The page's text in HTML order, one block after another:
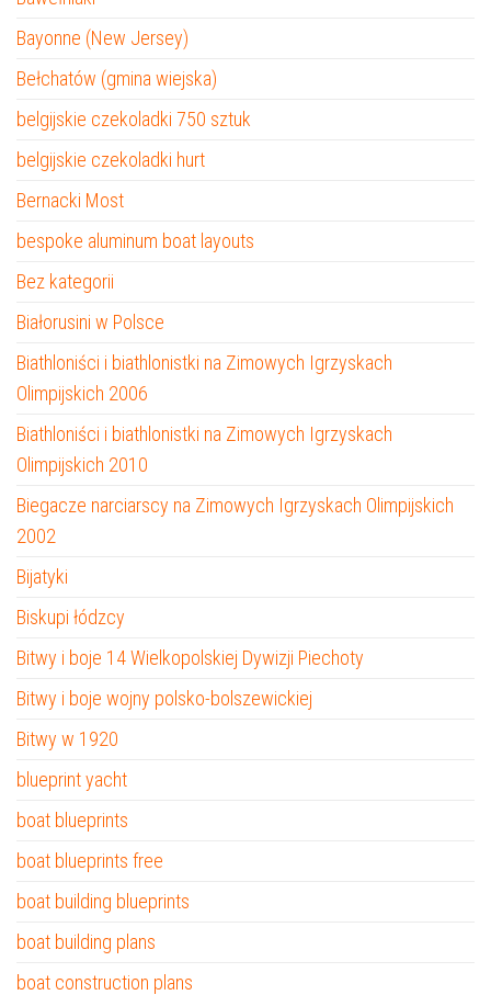
Bayonne (New Jersey)
Bełchatów (gmina wiejska)
belgijskie czekoladki 750 sztuk
belgijskie czekoladki hurt
Bernacki Most
bespoke aluminum boat layouts
Bez kategorii
Białorusini w Polsce
Biathloniści i biathlonistki na Zimowych Igrzyskach
Olimpijskich 2006
Biathloniści i biathlonistki na Zimowych Igrzyskach
Olimpijskich 2010
Biegacze narciarscy na Zimowych Igrzyskach Olimpijskich
2002
Bijatyki
Biskupi łódzcy
Bitwy i boje 14 Wielkopolskiej Dywizji Piechoty
Bitwy i boje wojny polsko-bolszewickiej
Bitwy w 1920
blueprint yacht
boat blueprints
boat blueprints free
boat building blueprints
boat building plans
boat construction plans